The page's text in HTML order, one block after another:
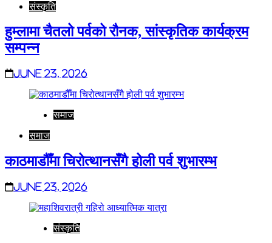
संस्कृति
हुम्लामा चैतलो पर्वको रौनक, सांस्कृतिक कार्यक्रम
सम्पन्न
June 23, 2026
समाज
समाज
काठमाडौँमा चिरोत्थानसँगै होली पर्व शुभारम्भ
June 23, 2026
संस्कृति